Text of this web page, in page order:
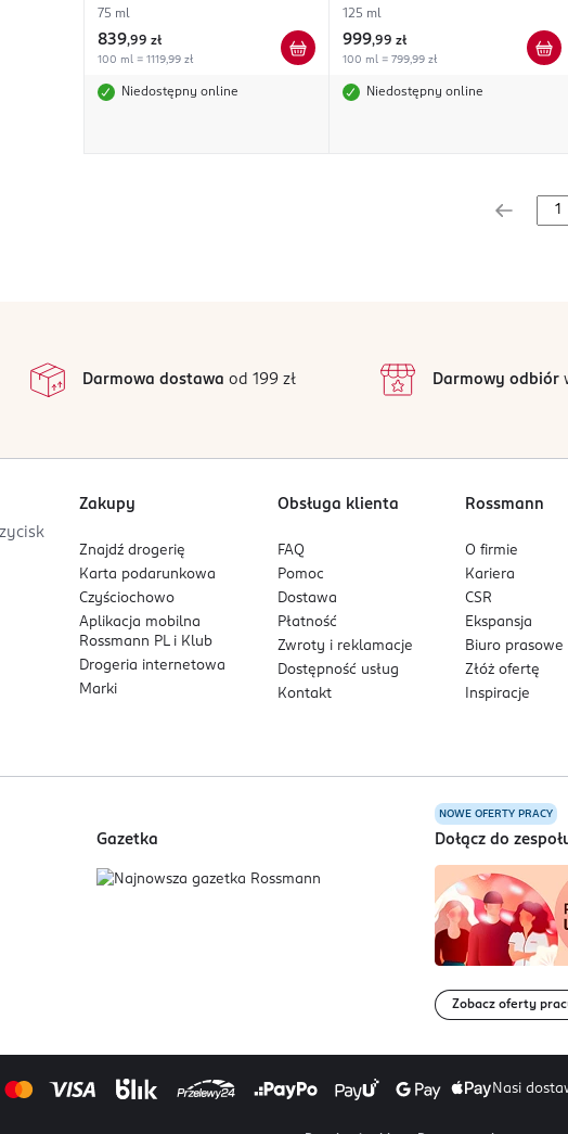
75 ml
839,99 zł
100 ml = 1119,99 zł
Niedostępny online
125 ml
999,99 zł
100 ml = 799,99 zł
Niedostępny online
Darmowa dostawa od 199 zł Darmowy odbiór
Zakupy
Znajdź drogerię
Karta podarunkowa
Czyściochowo
Aplikacja mobilna
Rossmann PL i Klub
Drogeria internetowa
Marki
Obsługa klienta
FAQ
Pomoc
Dostawa
Płatność
Zwroty i reklamacje
Dostępność usług
Kontakt
Rossmann
O firmie
Kariera
CSR
Ekspansja
Biuro prasowe
Złóż ofertę
Inspiracje
Gazetka
NOWE OFERTY PRACY
Dołącz do
Zobacz oferty
Nasi